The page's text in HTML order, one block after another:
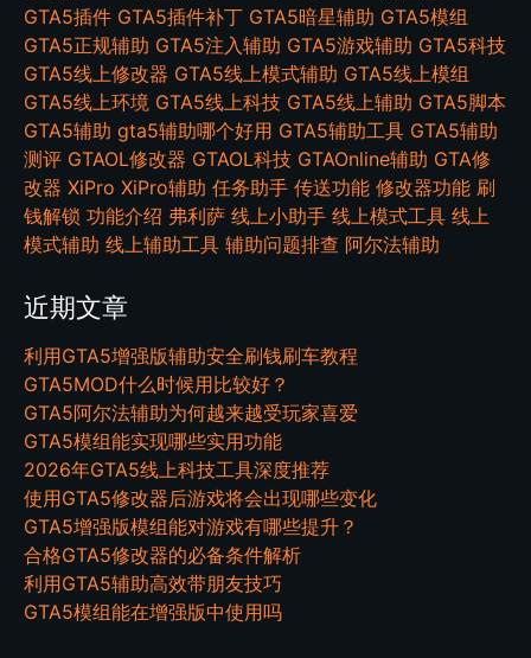
GTA5插件 GTA5插件补丁 GTA5暗星辅助 GTA5模组
GTA5正规辅助 GTA5注入辅助 GTA5游戏辅助 GTA5科技
GTA5线上修改器 GTA5线上模式辅助 GTA5线上模组
GTA5线上环境 GTA5线上科技 GTA5线上辅助 GTA5脚本
GTA5辅助 gta5辅助哪个好用 GTA5辅助工具 GTA5辅助
测评 GTAOL修改器 GTAOL科技 GTAOnline辅助 GTA修
改器 XiPro XiPro辅助 任务助手 传送功能 修改器功能 刷
钱解锁 功能介绍 弗利萨 线上小助手 线上模式工具 线上
模式辅助 线上辅助工具 辅助问题排查 阿尔法辅助
近期文章
利用GTA5增强版辅助安全刷钱刷车教程
GTA5MOD什么时候用比较好？
GTA5阿尔法辅助为何越来越受玩家喜爱
GTA5模组能实现哪些实用功能
2026年GTA5线上科技工具深度推荐
使用GTA5修改器后游戏将会出现哪些变化
GTA5增强版模组能对游戏有哪些提升？
合格GTA5修改器的必备条件解析
利用GTA5辅助高效带朋友技巧
GTA5模组能在增强版中使用吗